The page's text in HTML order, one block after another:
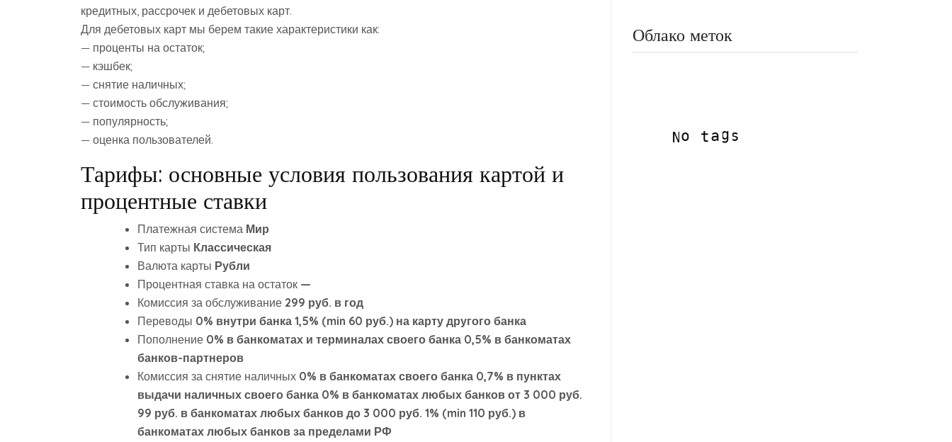
кредитных, рассрочек и дебетовых карт.
Для дебетовых карт мы берем такие характеристики как:
— проценты на остаток;
— кэшбек;
— снятие наличных;
— стоимость обслуживания;
— популярность;
— оценка пользователей.
Тарифы: основные условия пользования картой и
процентные ставки
Платежная система Мир
Тип карты Классическая
Валюта карты Рубли
Процентная ставка на остаток —
Комиссия за обслуживание 299 руб. в год
Переводы 0% внутри банка 1,5% (min 60 руб.) на карту другого банка
Пополнение 0% в банкоматах и терминалах своего банка 0,5% в банкоматах
банков-партнеров
Комиссия за снятие наличных 0% в банкоматах своего банка 0,7% в пунктах
выдачи наличных своего банка 0% в банкоматах любых банков от 3 000 руб.
99 руб. в банкоматах любых банков до 3 000 руб. 1% (min 110 руб.) в
банкоматах любых банков за пределами РФ
Облако меток